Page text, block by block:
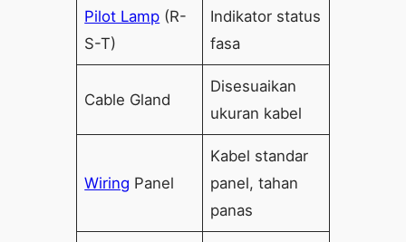
Pilot Lamp (R-
S-T)
Indikator status
fasa
Cable Gland
Disesuaikan
ukuran kabel
Wiring Panel
Kabel standar
panel, tahan
panas